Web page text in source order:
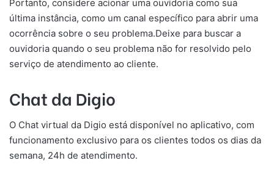
Portanto, considere acionar uma ouvidoria como sua
última instância, como um canal específico para abrir uma
ocorrência sobre o seu problema.Deixe para buscar a
ouvidoria quando o seu problema não for resolvido pelo
serviço de atendimento ao cliente.
Chat da Digio
O Chat virtual da Digio está disponível no aplicativo, com
funcionamento exclusivo para os clientes todos os dias da
semana, 24h de atendimento.